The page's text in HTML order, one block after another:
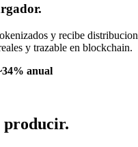
y recibe
y trazable en blockchain.
anual
producir.